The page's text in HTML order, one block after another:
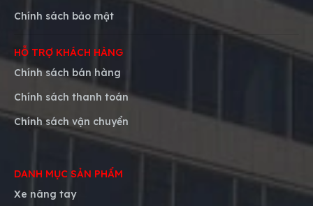
Chính sách bảo mật
HỖ TRỢ KHÁCH HÀNG
Chính sách bán hàng
Chính sách thanh toán
Chính sách vận chuyển
DANH MỤC SẢN PHẨM
Xe nâng tay